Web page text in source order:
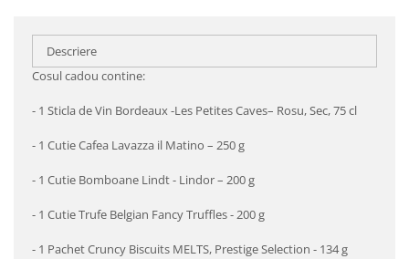
Descriere
Cosul cadou contine:
- 1 Sticla de Vin Bordeaux -Les Petites Caves– Rosu, Sec, 75 cl
- 1 Cutie Cafea Lavazza il Matino – 250 g
- 1 Cutie Bomboane Lindt - Lindor – 200 g
- 1 Cutie Trufe Belgian Fancy Truffles - 200 g
- 1 Pachet Cruncy Biscuits MELTS, Prestige Selection - 134 g